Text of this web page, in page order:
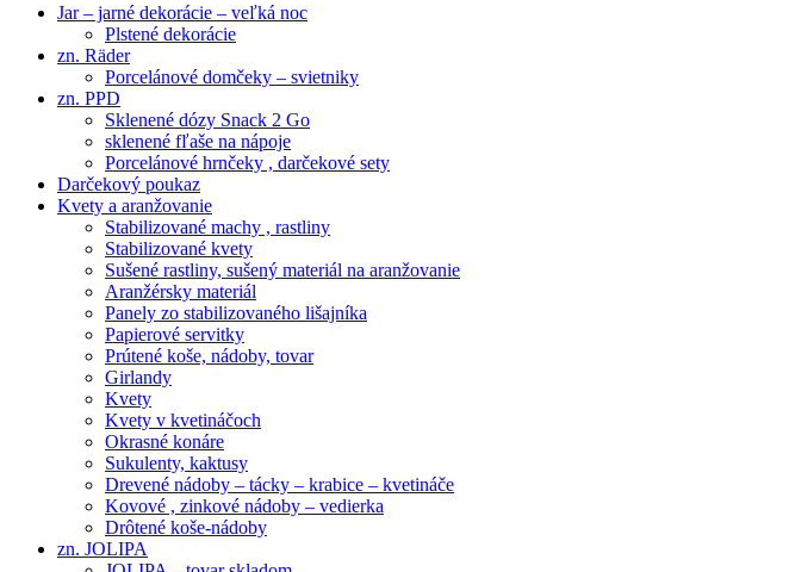
Jar – jarné dekorácie – veľká noc
Plstené dekorácie
zn. Räder
Porcelánové domčeky – svietniky
zn. PPD
Sklenené dózy Snack 2 Go
sklenené fľaše na nápoje
Porcelánové hrnčeky , darčekové sety
Darčekový poukaz
Kvety a aranžovanie
Stabilizované machy , rastliny
Stabilizované kvety
Sušené rastliny, sušený materiál na aranžovanie
Aranžérsky materiál
Panely zo stabilizovaného lišajníka
Papierové servitky
Prútené koše, nádoby, tovar
Girlandy
Kvety
Kvety v kvetináčoch
Okrasné konáre
Sukulenty, kaktusy
Drevené nádoby – tácky – krabice – kvetináče
Kovové , zinkové nádoby – vedierka
Drôtené koše-nádoby
zn. JOLIPA